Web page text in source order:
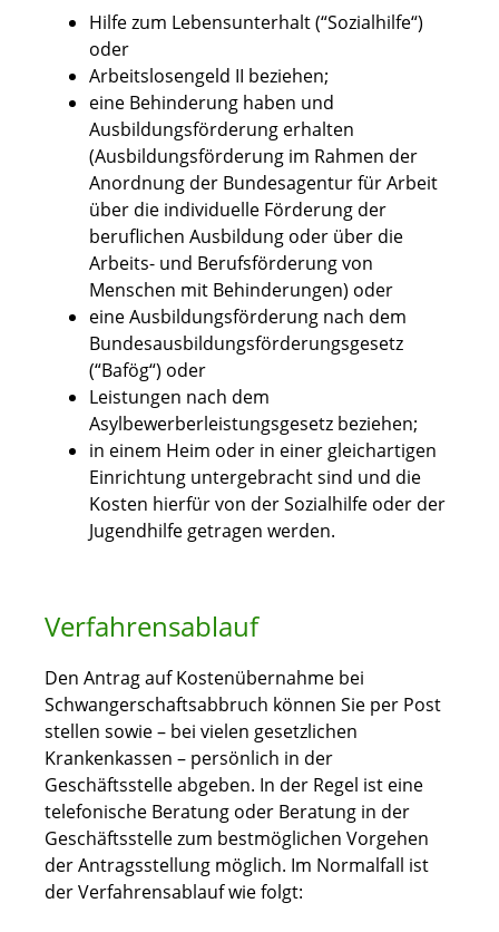
Hilfe zum Lebensunterhalt (“Sozialhilfe“)
oder
Arbeitslosengeld II beziehen;
eine Behinderung haben und
Ausbildungsförderung erhalten
(Ausbildungsförderung im Rahmen der
Anordnung der Bundesagentur für Arbeit
über die individuelle Förderung der
beruflichen Ausbildung oder über die
Arbeits- und Berufsförderung von
Menschen mit Behinderungen) oder
eine Ausbildungsförderung nach dem
Bundesausbildungsförderungsgesetz
(“Bafög“) oder
Leistungen nach dem
Asylbewerberleistungsgesetz beziehen;
in einem Heim oder in einer gleichartigen
Einrichtung untergebracht sind und die
Kosten hierfür von der Sozialhilfe oder der
Jugendhilfe getragen werden.
Verfahrensablauf
Den Antrag auf Kostenübernahme bei
Schwangerschaftsabbruch können Sie per Post
stellen sowie – bei vielen gesetzlichen
Krankenkassen – persönlich in der
Geschäftsstelle abgeben. In der Regel ist eine
telefonische Beratung oder Beratung in der
Geschäftsstelle zum bestmöglichen Vorgehen
der Antragsstellung möglich. Im Normalfall ist
der Verfahrensablauf wie folgt: